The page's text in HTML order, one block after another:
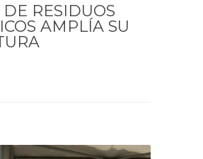
RESIDUOS
AMPLÍA SU